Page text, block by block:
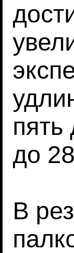
пять
до
В